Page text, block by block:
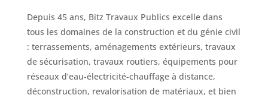
Depuis 45 ans, Bitz Travaux Publics excelle dans
tous les domaines de la construction et du génie civil
: terrassements, aménagements extérieurs, travaux
de sécurisation, travaux routiers, équipements pour
réseaux d’eau-électricité-chauffage à distance,
déconstruction, revalorisation de matériaux, et bien